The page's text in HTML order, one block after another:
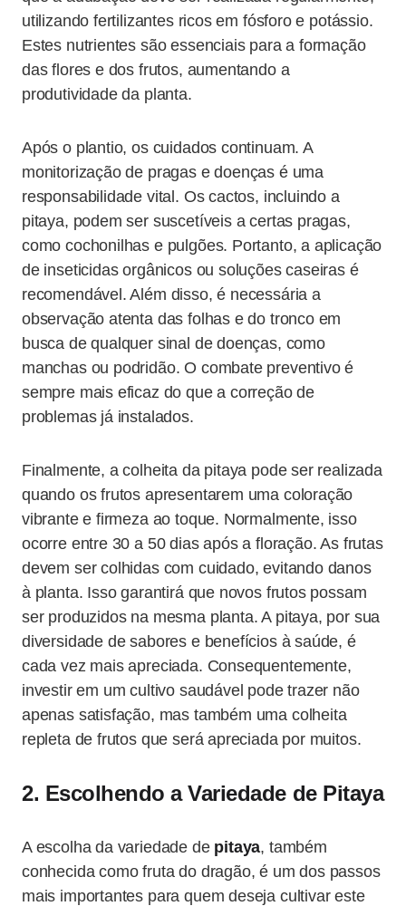
utilizando fertilizantes ricos em fósforo e potássio.
Estes nutrientes são essenciais para a formação
das flores e dos frutos, aumentando a
produtividade da planta.
Após o plantio, os cuidados continuam. A
monitorização de pragas e doenças é uma
responsabilidade vital. Os cactos, incluindo a
pitaya, podem ser suscetíveis a certas pragas,
como cochonilhas e pulgões. Portanto, a aplicação
de inseticidas orgânicos ou soluções caseiras é
recomendável. Além disso, é necessária a
observação atenta das folhas e do tronco em
busca de qualquer sinal de doenças, como
manchas ou podridão. O combate preventivo é
sempre mais eficaz do que a correção de
problemas já instalados.
Finalmente, a colheita da pitaya pode ser realizada
quando os frutos apresentarem uma coloração
vibrante e firmeza ao toque. Normalmente, isso
ocorre entre 30 a 50 dias após a floração. As frutas
devem ser colhidas com cuidado, evitando danos
à planta. Isso garantirá que novos frutos possam
ser produzidos na mesma planta. A pitaya, por sua
diversidade de sabores e benefícios à saúde, é
cada vez mais apreciada. Consequentemente,
investir em um cultivo saudável pode trazer não
apenas satisfação, mas também uma colheita
repleta de frutos que será apreciada por muitos.
2. Escolhendo a Variedade de Pitaya
A escolha da variedade de pitaya, também
conhecida como fruta do dragão, é um dos passos
mais importantes para quem deseja cultivar este